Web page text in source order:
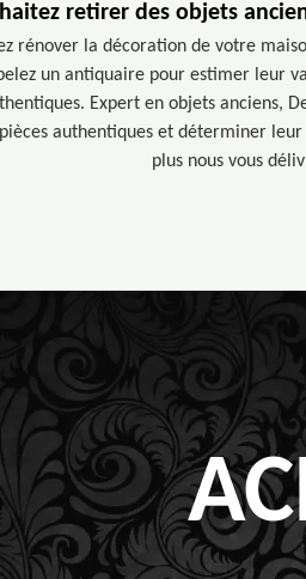
retirer des objets
rénover la décoration de votre
un antiquaire pour estimer leur
Expert en objets anciens,
authentiques et déterminer
plus nous vous